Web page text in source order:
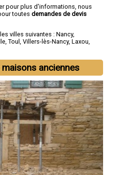
pour plus d'informations, nous
toutes demandes de devis
villes suivantes : Nancy,
, Toul , Villers-lès-Nancy, Laxou,
anciennes